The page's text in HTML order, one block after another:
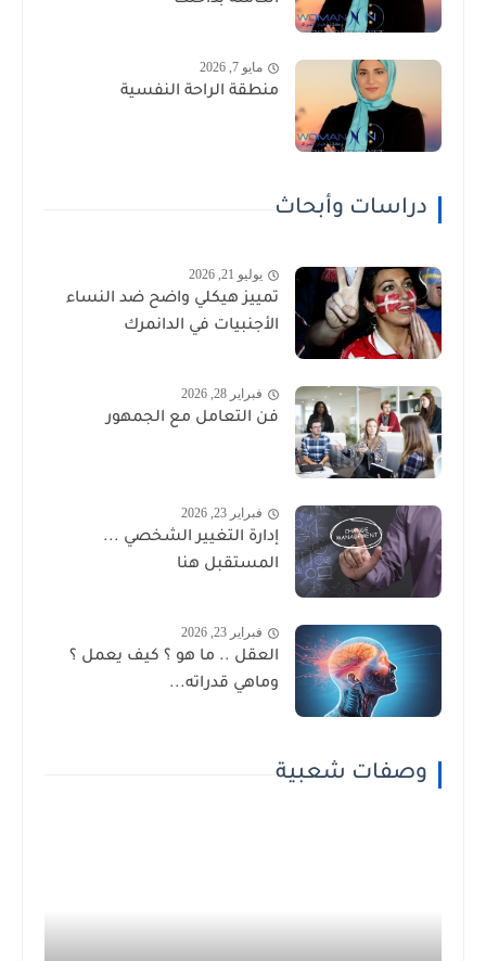
مايو 7, 2026
منطقة الراحة النفسية
دراسات وأبحاث
يوليو 21, 2026
تمييز هيكلي واضح ضد النساء
الأجنبيات في الدانمرك
فبراير 28, 2026
فن التعامل مع الجمهور
فبراير 23, 2026
إدارة التغيير الشخصي ...
المستقبل هنا
فبراير 23, 2026
العقل .. ما هو ؟ كيف يعمل ؟
وماهي قدراته...
وصفات شعبية